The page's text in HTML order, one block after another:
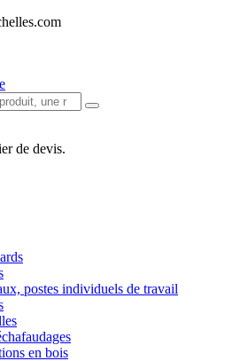
de devis.
postes individuels de travail
en bois